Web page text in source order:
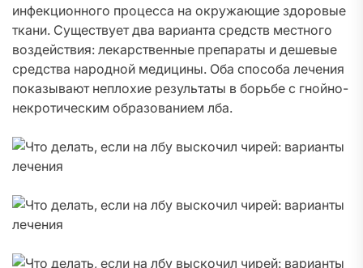
инфекционного процесса на окружающие здоровые
ткани. Существует два варианта средств местного
воздействия: лекарственные препараты и дешевые
средства народной медицины. Оба способа лечения
показывают неплохие результаты в борьбе с гнойно-
некротическим образованием лба.